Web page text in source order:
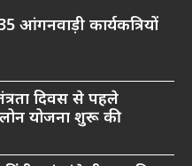
आंगनवाड़ी कार्यकत्रियों
दिवस से पहले
योजना शुरू की